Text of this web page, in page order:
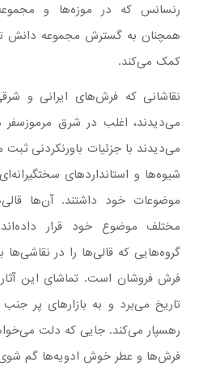
رنسانس که در موزه‌ها و
همچنان به گسترش مجموعه دانش
کمک می‌کند.
نقاشانی که فرش‌های ایرانی و
می‌دیدند، اغلب در شرق مرموزسفر
می‌دیدند با جزئیات باورنکردنی ثبت
شیوه‌ها و استانداردهای
موضوعات خود داشتند. آن‌ها
مختلف موضوع خود قرار
گروه‌هایی که قالی‌ها را در نقاشی‌ها
فرش فروشان است. تماشای این
تاریخ می‌برد و به بازارهای پر
رهسپار می‌کند. جایی که دلت
فرش‌ها و عطر خوش ادویه‌ها گم